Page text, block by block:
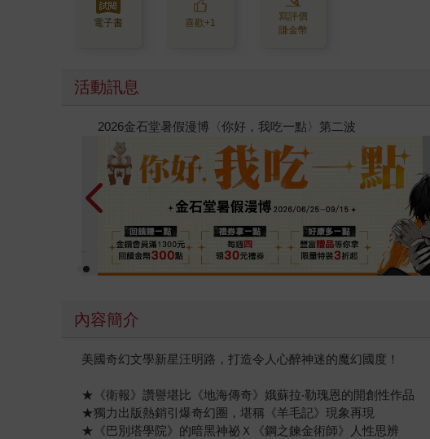
電子書 喜歡+1
寫評價
賺金幣
活動訊息
春光ｘ奇幻基地｜全書系展
內容簡介
美國奇幻文學新星汪明路，打造令人心醉神迷的魔幻國度！
★《衛報》讚譽堪比《地海傳奇》娥蘇拉‧勒瑰恩的開創性作品
★獨力出版熱銷引爆奇幻圈，堪稱《羊毛記》現象再現
★《巴別塔學院》的暗黑神祕Ｘ《鋼之鍊金術師》人性思辨